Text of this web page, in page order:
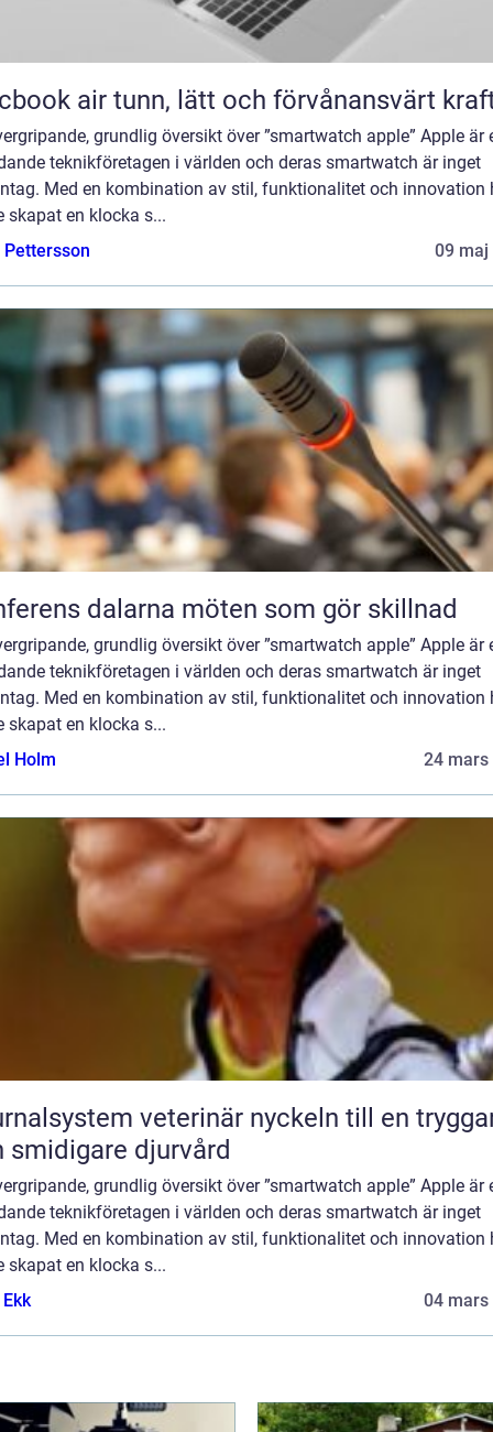
Macbook air tunn, lätt och förvånansvärt
grundlig översikt över ”smartwatch apple” Apple är
teknikföretagen i världen och deras smartwatch är inget
Med en kombination av stil, funktionalitet och innovation
skapat en klocka s...
09 maj
Konferens dalarna möten som gör skillnad
grundlig översikt över ”smartwatch apple” Apple är
teknikföretagen i världen och deras smartwatch är inget
Med en kombination av stil, funktionalitet och innovation
skapat en klocka s...
Holm
24 mars
veterinär nyckeln till en tryggare
smidigare djurvård
grundlig översikt över ”smartwatch apple” Apple är
teknikföretagen i världen och deras smartwatch är inget
Med en kombination av stil, funktionalitet och innovation
skapat en klocka s...
04 mars